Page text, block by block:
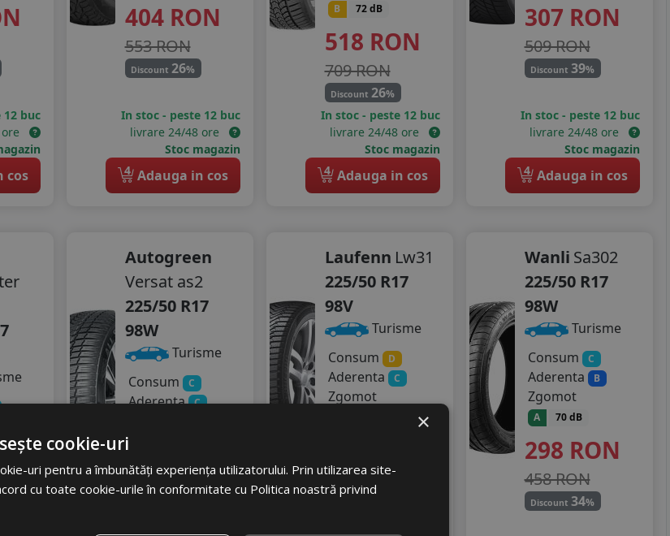
buc
ore
cos
404 RON
553 RON
Discount 26%
In stoc - peste 12 buc
livrare 24/48 ore
Stoc magazin
4 Adauga in cos
B 72 dB
518 RON
709 RON
Discount 26%
In stoc - peste 12 buc
livrare 24/48 ore
Stoc magazin
4 Adauga in cos
307 RON
509 RON
Discount39%
In stoc - peste 12 buc
livrare 24/48 ore
Stoc magazin
4 Adauga in cos
Autogreen
Versat as2
225/50 R17
98W
Turisme
Consum
C
Aderenta C
298RON
Laufenn Lw31
225/50 R17
98V
Turisme
Consum
D
Aderenta C
Zgomot
619 RON
Wanli Sa302
225/50 R17
98W
Turisme
Consum
C
Aderenta B
Zgomot
A 70 dB
298 RON
458 RON
Discount34%
×
cookie-uri
uri pentru a îmbunătăți experiența utilizatorului. Prin utilizarea site-
cu toate cookie-urile în conformitate cu Politica noastră privind